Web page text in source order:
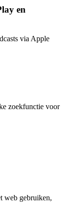
en
via Apple
zoekfunctie voor
web gebruiken,